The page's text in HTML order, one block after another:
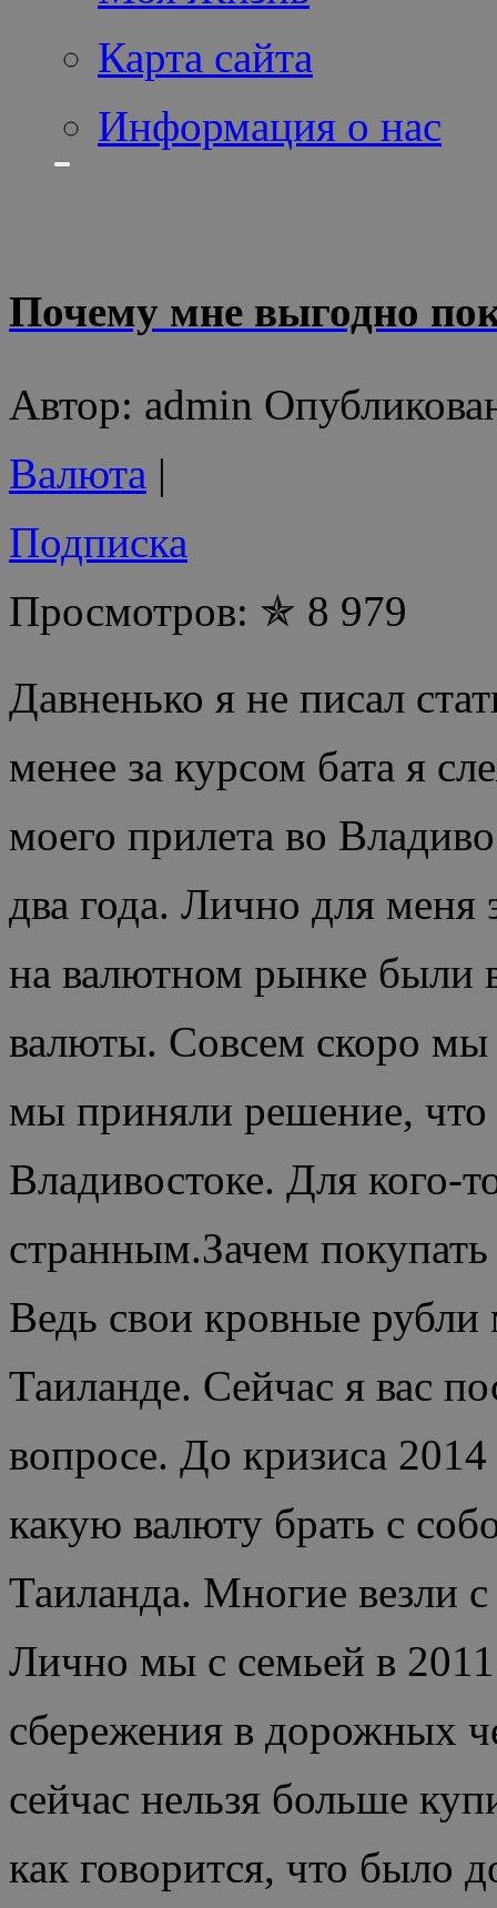
Карта сайта
Информация о нас
Почему мне выгодно
Автор: admin
Валюта |
Подписка
Просмотров: ✯ 8 979
Давненько я не писал
менее за курсом бата я
моего прилета во
два года. Лично для меня
на валютном рынке были
валюты. Совсем скоро мы
мы приняли решение, что
Владивостоке. Для кого-
странным.Зачем
Ведь свои кровные
Таиланде. Сейчас я вас
вопросе. До кризиса
какую валюту брать с
Таиланда. Многие везли
Лично мы с семьей в
сбережения в дорожных
сейчас нельзя больше
как говорится, что было